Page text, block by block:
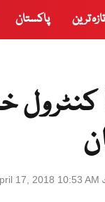
تازہ ترین پاکستان
17, 2018 10:53 AM